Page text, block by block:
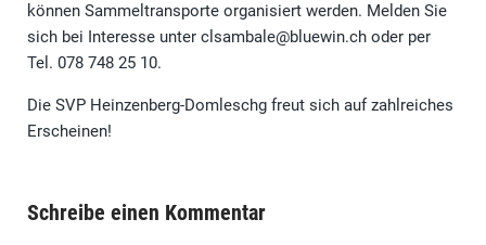
können Sammeltransporte organisiert werden. Melden Sie
sich bei Interesse unter clsambale@bluewin.ch oder per
Tel. 078 748 25 10.
Die SVP Heinzenberg-Domleschg freut sich auf zahlreiches
Erscheinen!
Schreibe einen Kommentar